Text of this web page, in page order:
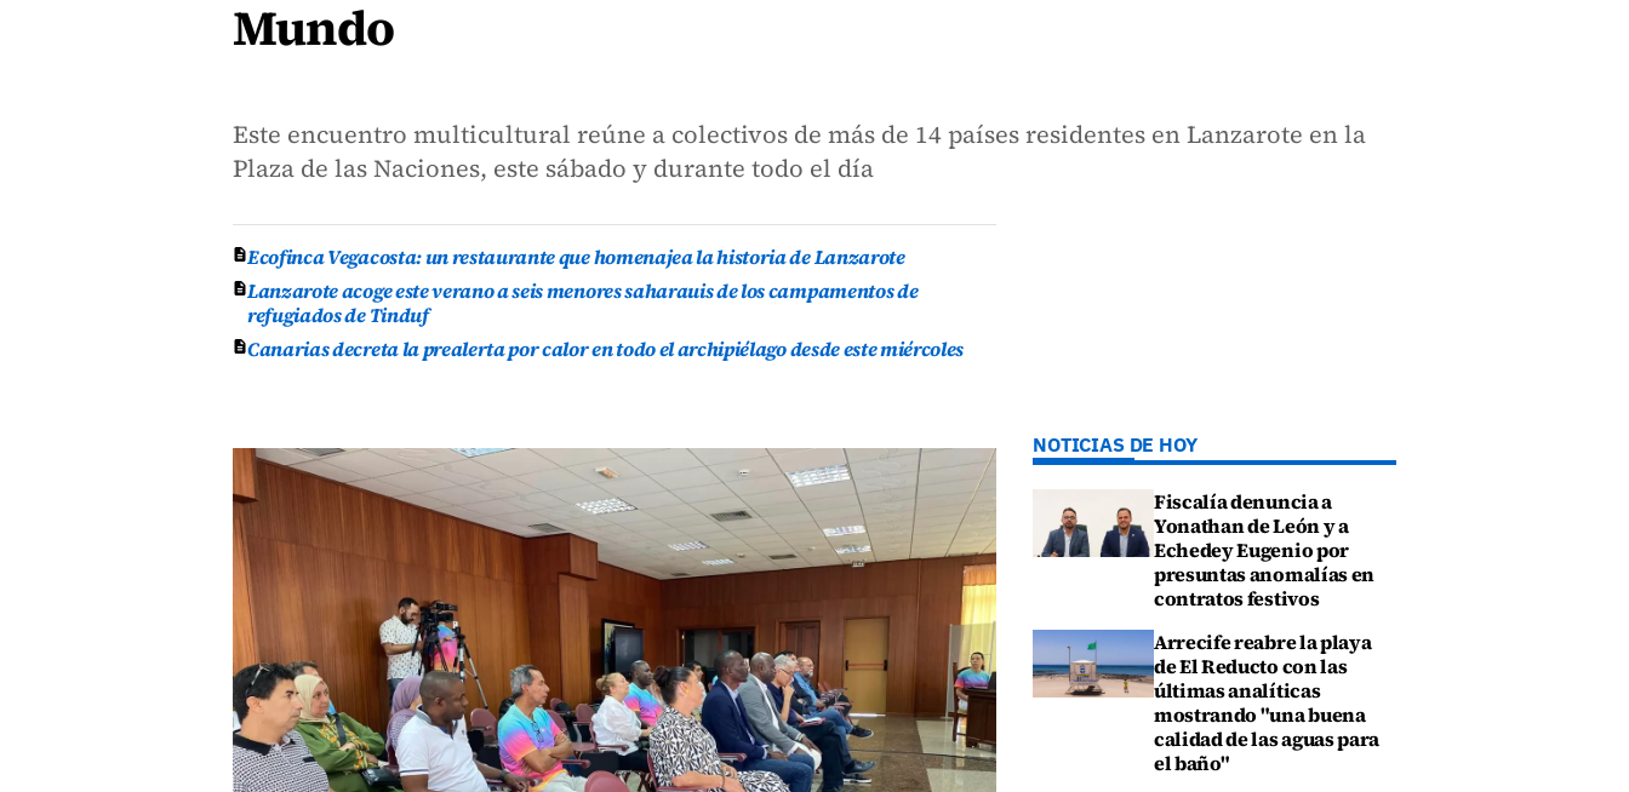
Mundo
Este encuentro multicultural reúne a colectivos de más de 14 países residentes en Lanzarote en la
Plaza de las Naciones, este sábado y durante todo el día
Ecofinca Vegacosta: un restaurante que homenajea la historia de Lanzarote
Lanzarote acoge este verano a seis menores saharauis de los campamentos de
refugiados de Tinduf
Canarias decreta la prealerta por calor en todo el archipiélago desde este miércoles
NOTICIAS DE HOY
Fiscalía denuncia a
Yonathan de León y a
Echedey Eugenio por
presuntas anomalías en
contratos festivos
Arrecife reabre la playa
de El Reducto con las
últimas analíticas
mostrando "una buena
calidad de las aguas para
el baño"